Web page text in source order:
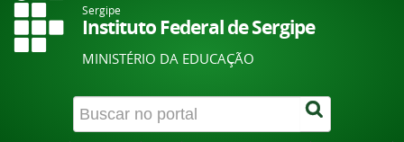
Sergipe
Instituto Federal de Sergipe
MINISTÉRIO DA EDUCAÇÃO